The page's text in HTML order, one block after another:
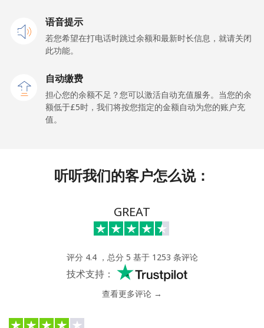
Malaysia
座机
⁦£5⁩
Maldives
⁦84.5p⁩ 5 分钟最少 ⁦£5⁩
⁦41.9p⁩
语音提示
若您希望在打电话时跳过余额和最新时长信息，就请关闭
此功能。
自动缴费
担心您的余额不足？您可以激活自动充值服务。当您的余
额低于⁦£5⁩时，我们将按您指定的金额自动为您的账户充
值。
听听我们的客户怎么说：
GREAT
评分 4.4 ，总分 5 基于 1253 条评论
技术支持：
查看更多评论 →